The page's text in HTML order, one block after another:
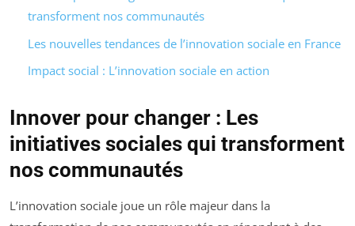
transforment nos communautés
Les nouvelles tendances de l’innovation sociale en France
Impact social : L’innovation sociale en action
Innover pour changer : Les
initiatives sociales qui transforment
nos communautés
L’innovation sociale joue un rôle majeur dans la